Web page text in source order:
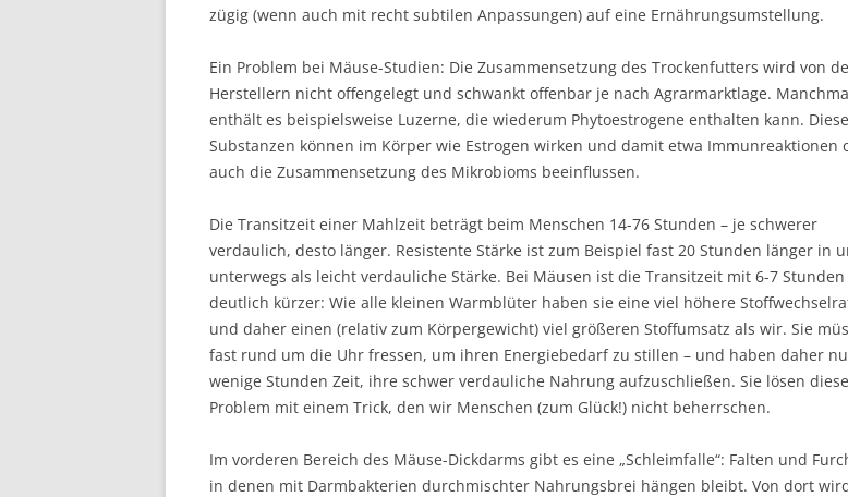
zügig (wenn auch mit recht subtilen Anpassungen) auf eine Ernährungsumstellung.
Ein Problem bei Mäuse-Studien: Die Zusammensetzung des Trockenfutters wird von
Herstellern nicht offengelegt und schwankt offenbar je nach Agrarmarktlage.
enthält es beispielsweise Luzerne, die wiederum Phytoestrogene enthalten kann. Diese
Substanzen können im Körper wie Estrogen wirken und damit etwa Immunreaktionen
auch die Zusammensetzung des Mikrobioms beeinflussen.
Die Transitzeit einer Mahlzeit beträgt beim Menschen 14-76 Stunden – je schwerer
verdaulich, desto länger. Resistente Stärke ist zum Beispiel fast 20 Stunden länger in
unterwegs als leicht verdauliche Stärke. Bei Mäusen ist die Transitzeit mit 6-7 Stunden
deutlich kürzer: Wie alle kleinen Warmblüter haben sie eine viel höhere
und daher einen (relativ zum Körpergewicht) viel größeren Stoffumsatz als wir. Sie
fast rund um die Uhr fressen, um ihren Energiebedarf zu stillen – und haben daher
wenige Stunden Zeit, ihre schwer verdauliche Nahrung aufzuschließen. Sie lösen
Problem mit einem Trick, den wir Menschen (zum Glück!) nicht beherrschen.
Im vorderen Bereich des Mäuse-Dickdarms gibt es eine „Schleimfalle“: Falten und
in denen mit Darmbakterien durchmischter Nahrungsbrei hängen bleibt. Von dort